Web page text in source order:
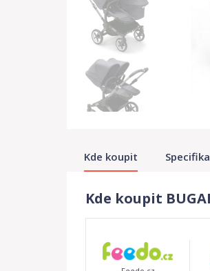
Kde koupit
Kde koupit